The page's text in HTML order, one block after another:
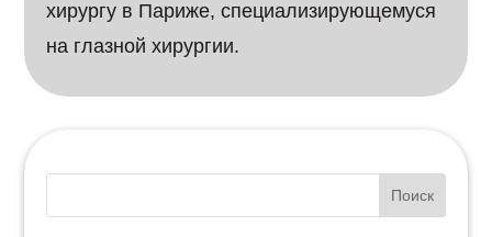
хирургу в Париже, специализирующемуся
на глазной хирургии.
Поиск